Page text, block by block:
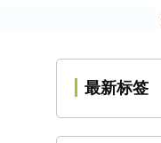
最新标签